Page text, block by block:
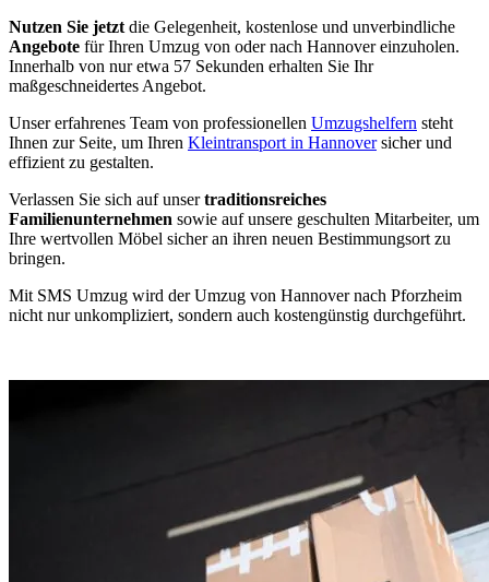
Nutzen Sie jetzt die Gelegenheit, kostenlose und unverbindliche
Angebote für Ihren Umzug von oder nach Hannover einzuholen.
Innerhalb von nur etwa 57 Sekunden erhalten Sie Ihr
maßgeschneidertes Angebot.
Unser erfahrenes Team von professionellen Umzugshelfern steht
Ihnen zur Seite, um Ihren Kleintransport in Hannoversicher und
effizient zu gestalten.
Verlassen Sie sich auf unsertraditionsreiches
Familienunternehmen sowie auf unsere geschulten Mitarbeiter, um
Ihre wertvollen Möbel sicher an ihren neuen Bestimmungsort zu
bringen.
Mit SMS Umzug wird der Umzug von Hannover nach Pforzheim
nicht nur unkompliziert, sondern auch kostengünstig durchgeführt.